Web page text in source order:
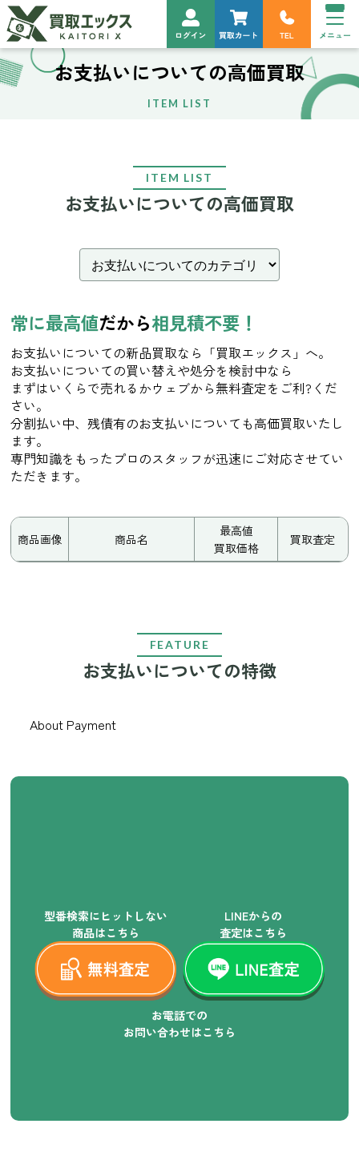
お支払いについての高価買取
ITEM LIST
ITEM LIST
お支払いについての高価買取
常に最高値だから相見積不要！
お支払いについての新品買取なら「買取エックス」へ。
お支払いについての買い替えや処分を検討中なら
まずはいくらで売れるかウェブから無料査定をご利?くだ
さい。
分割払い中、残債有のお支払いについても高価買取いたし
ます。
専門知識をもったプロのスタッフが迅速にご対応させてい
ただきます。
商品画像 商品名
最高値
買取価格
買取査定
FEATURE
お支払いについての特徴
About Payment
型番検索にヒットしない
商品はこちら
LINEからの
査定はこちら
お電話での
お問い合わせはこちら